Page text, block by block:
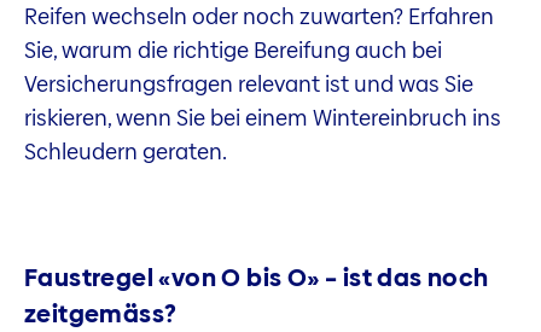
Reifen wechseln oder noch zuwarten? Erfahren
Sie, warum die richtige Bereifung auch bei
Versicherungsfragen relevant ist und was Sie
riskieren, wenn Sie bei einem Wintereinbruch ins
Schleudern geraten.
Faustregel «von O bis O» – ist das noch
zeitgemäss?